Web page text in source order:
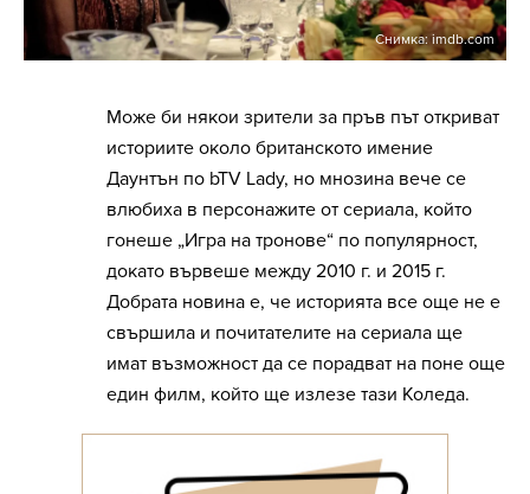
Снимка: imdb.com
Може би някои зрители за пръв път откриват
историите около британското имение
Даунтън по bTV Lady, но мнозина вече се
влюбиха в персонажите от сериала, който
гонеше „Игра на тронове“ по популярност,
докато вървеше между 2010 г. и 2015 г.
Добрата новина е, че историята все още не е
свършила и почитателите на сериала ще
имат възможност да се порадват на поне още
един филм, който ще излезе тази Коледа.